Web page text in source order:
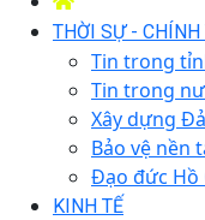
THỜI SỰ - CHÍNH
Tin trong
Tin trong
Xây dựng
Bảo vệ nền
Đạo đức Hồ
KINH TẾ